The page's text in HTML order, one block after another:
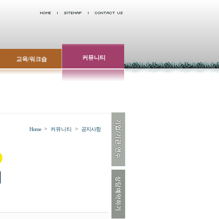
교육/워크숍 커뮤니티
Home > 커뮤니티 > 공지사항